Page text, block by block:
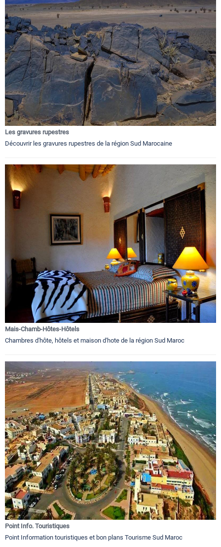
Les gravures rupestres
Découvrir les gravures rupestres de la région Sud Marocaine
Mais-Chamb-Hôtes-Hôtels
Chambres d'hôte, hôtels et maison d'hote de la région Sud Maroc
Point Info. Touristiques
Point Information touristiques et bon plans Tourisme Sud Maroc